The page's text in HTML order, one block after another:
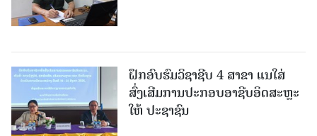
ຝຶກອົບຮົມວິຊາຊີບ 4 ສາຂາ ແນໃສ່
ສົ່ງເສີມການປະກອບອາຊີບອິດສະຫຼະ
ໃຫ້ ປະຊາຊົນ